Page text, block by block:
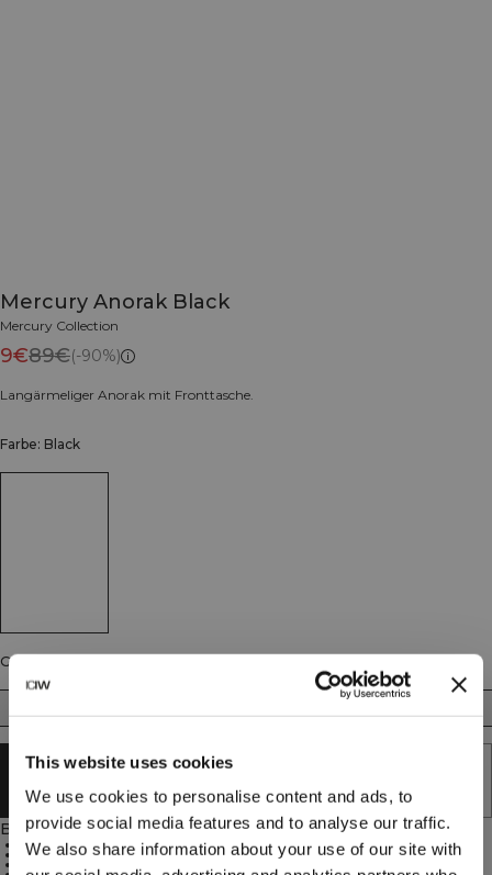
This website uses cookies
We use cookies to personalise content and ads, to
provide social media features and to analyse our traffic.
We also share information about your use of our site with
Mercury Anorak Black
Mercury Collection
9€89€(-90%)
Langärmeliger Anorak mit Fronttasche.
Farbe: Black
Größe
AUSVERKAUFT - BENACHRICHTIGUNG
ERHALTEN
Beschreibung
52,3 % Polyester, 41,7 % Elastan
Wind- und wasserabweisendes Material